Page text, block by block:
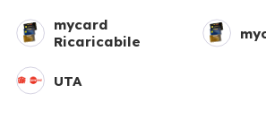
mycard
Ricaricabile
UTA